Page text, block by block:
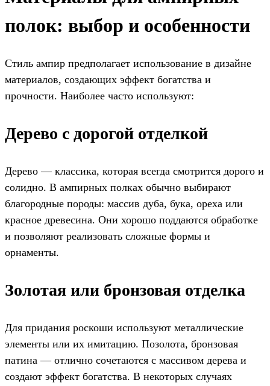
полок: выбор и особенности
Стиль ампир предполагает использование в дизайне
материалов, создающих эффект богатства и
прочности. Наиболее часто используют:
Дерево с дорогой отделкой
Дерево — классика, которая всегда смотрится дорого и
солидно. В ампирных полках обычно выбирают
благородные породы: массив дуба, бука, ореха или
красное древесина. Они хорошо поддаются обработке
и позволяют реализовать сложные формы и
орнаменты.
Золотая или бронзовая отделка
Для придания роскоши используют металлические
элементы или их имитацию. Позолота, бронзовая
патина — отлично сочетаются с массивом дерева и
создают эффект богатства. В некоторых случаях